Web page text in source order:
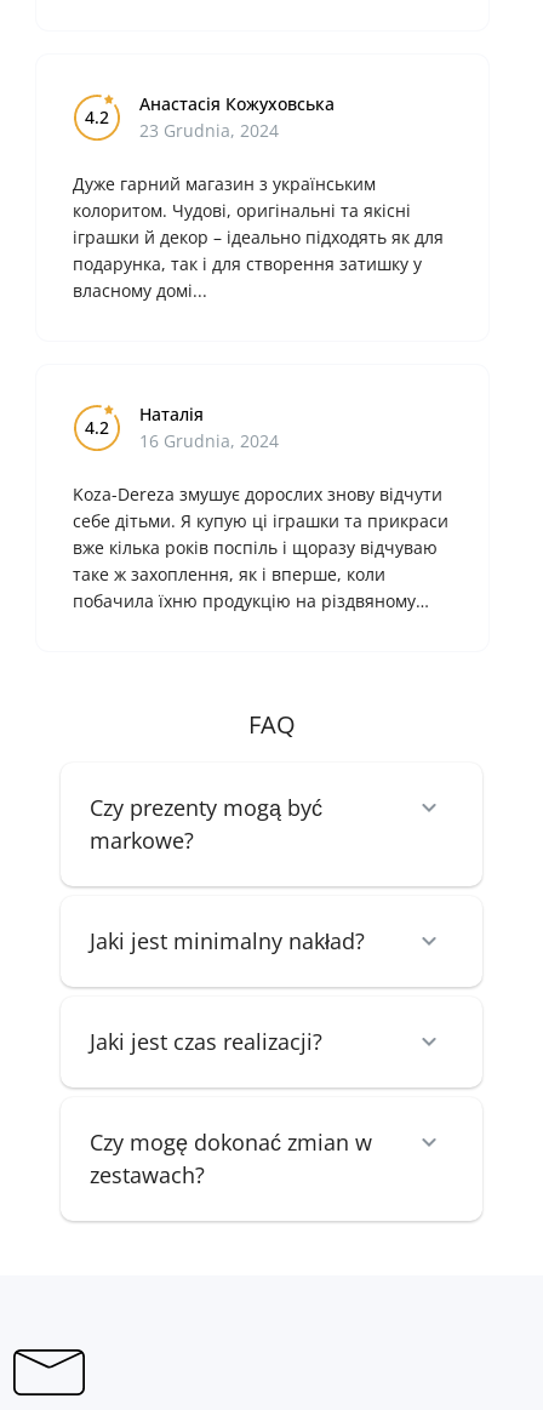
4.2
Анастасія Кожуховська
23 Grudnia, 2024
Дуже гарний магазин з українським
колоритом. Чудові, оригінальні та якісні
іграшки й декор – ідеально підходять як для
подарунка, так і для створення затишку у
власному домі...
4.2
Наталія
16 Grudnia, 2024
Koza-Dereza змушує дорослих знову відчути
себе дітьми. Я купую ці іграшки та прикраси
вже кілька років поспіль і щоразу відчуваю
таке ж захоплення, як і вперше, коли
побачила їхню продукцію на різдвяному
FAQ
Czy prezenty mogą być
markowe?
Jaki jest minimalny nakład?
Jaki jest czas realizacji?
Czy mogę dokonać zmian w
zestawach?